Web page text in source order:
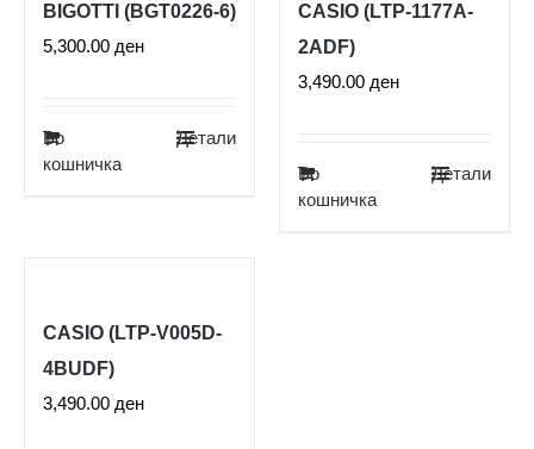
BIGOTTI (BGT0226-6)
5,300.00 ден
Во
кошничка
Детали
CASIO (LTP-1177A-
2ADF)
3,490.00 ден
Во
кошничка
Детали
CASIO (LTP-V005D-
4BUDF)
3,490.00 ден